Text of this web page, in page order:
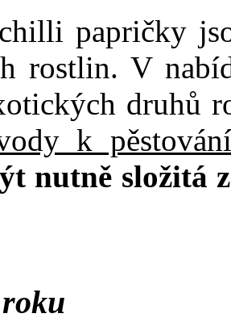
papričky
rostlin. V
druhů
k
nutně složitá